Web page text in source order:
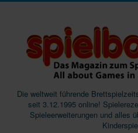
Die weltweit führende
seit 3.12.1995 online!
Spieleerweiterungen und alles